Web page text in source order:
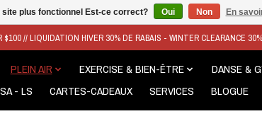
// LIQUIDATION HIVER 30% DE RABAIS - WINTER CLEARANCE
PLEIN AIR EXERCISE & BIEN-ÊTRE
DANSE &
- LS
CARTES-CADEAUX SERVICES BLOGUE
plus fonctionnel Est-ce correct? Oui Non En